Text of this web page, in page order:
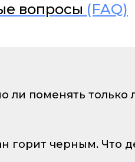
вопросы (FAQ)
ли поменять только
горит черным. Что